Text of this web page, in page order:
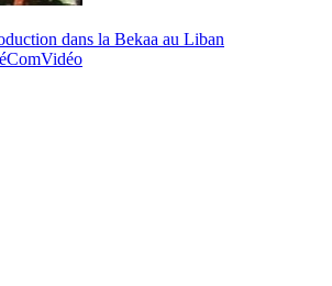
dans la Bekaa au Liban